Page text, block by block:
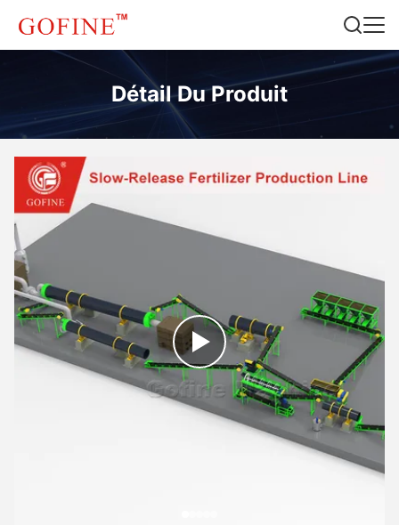
Détail Du Produit